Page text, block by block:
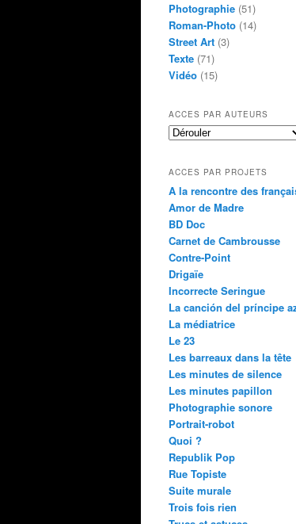
Photographie (51)
Roman-Photo (14)
Street Art (3)
Texte (71)
Vidéo (15)
ACCES PAR AUTEURS
ACCES PAR PROJETS
A la rencontre des
Amor de Madre
BD Doc
Carnet de Cambrousse
Contre-Point
Drigaïe
Incorrecte Seringue
La canción del príncipe
La médiatrice
Le 23
Les barreaux dans la tête
Les minutes de silence
Les minutes papillon
Photographie sonore
Portrait-robot
Quoi ?
Republik Pop
Rue Topiste
Suite murale
Trois fois rien